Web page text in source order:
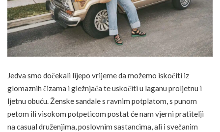
Jedva smo dočekali lijepo vrijeme da možemo iskočiti iz
glomaznih čizama i gležnjača te uskočiti u laganu proljetnu i
ljetnu obuću. Ženske sandale s ravnim potplatom, s punom
petom ili visokom potpeticom postat će nam vjerni pratitelji
na casual druženjima, poslovnim sastancima, ali i svečanim